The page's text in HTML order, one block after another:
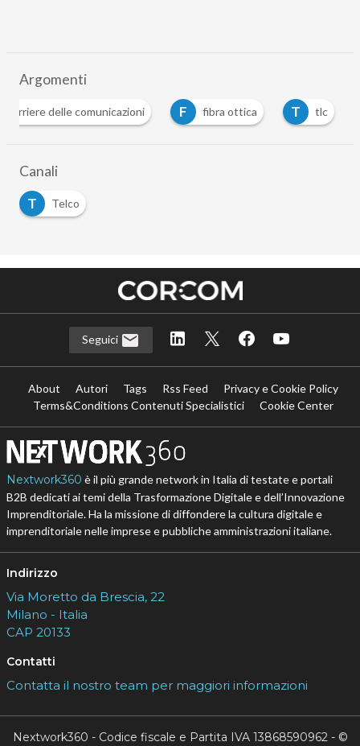
Argomenti
corriere delle comunicazioni F fibra ottica T tlc
Canali
T
Telco
Seguici
About Autori Tags Rss Feed
Privacy e Cookie Policy
Terms&Conditions Contenuti Specialistici
Cookie Center
Nextwork360 è il più grande network in Italia di testate e portali
B2B dedicati ai temi della Trasformazione Digitale e dell’Innovazione
Imprenditoriale. Ha la missione di diffondere la cultura digitale e
imprenditoriale nelle imprese e pubbliche amministrazioni italiane.
Indirizzo
Via Moretto da Brescia, 22
Milano - Italia
CAP 20133
Contatti
Contatta il nostro team per maggiori informazioni
Nextwork360 - Codice fiscale e Partita IVA 13868590962 - ©